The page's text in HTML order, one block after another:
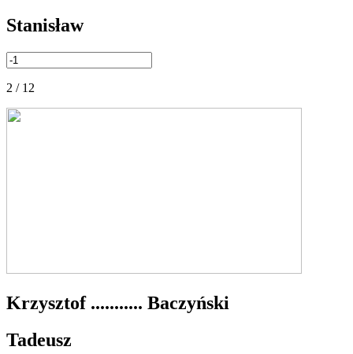
Stanisław
2 / 12
Krzysztof ........... Baczyński
Tadeusz